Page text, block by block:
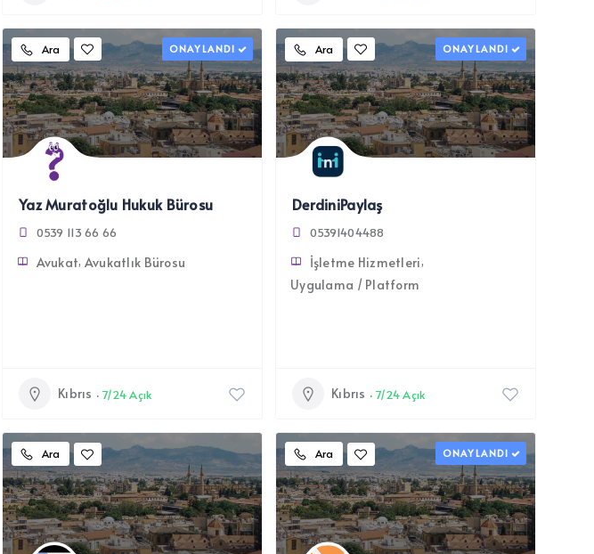
Ara ONAYLANDI
Yaz Muratoğlu Hukuk Bürosu
0539 113 66 66
Avukat Avukatlık Bürosu
Kıbrıs 7/24 Açık
Ara ONAYLANDI
DerdiniPaylaş
05391404488
İşletme Hizmetleri
Uygulama / Platform
Kıbrıs 7/24 Açık
Ara Ara ONAYLANDI